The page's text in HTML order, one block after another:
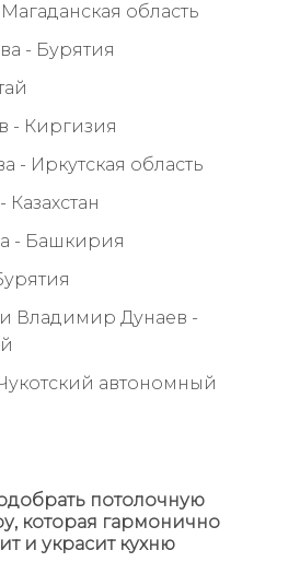
область
- Бурятия
- Киргизия
- Иркутская область
- Башкирия
Владимир Дунаев -
автономный
потолочную
которая гармонично
и украсит кухню